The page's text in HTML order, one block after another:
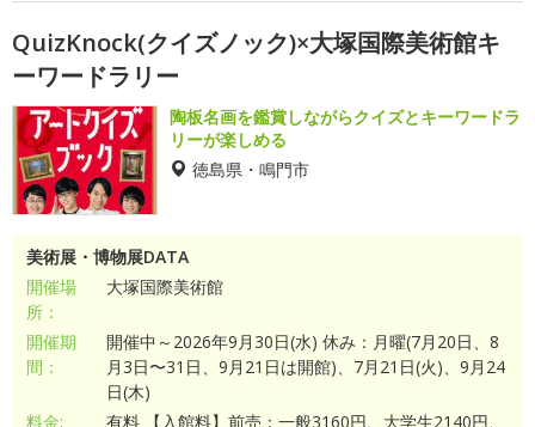
QuizKnock(クイズノック)×大塚国際美術館キ
ーワードラリー
陶板名画を鑑賞しながらクイズとキーワードラ
リーが楽しめる
徳島県・鳴門市
美術展・博物展DATA
開催場
所：
大塚国際美術館
開催期
間：
開催中～2026年9月30日(水) 休み：月曜(7月20日、8
月3日〜31日、9月21日は開館)、7月21日(火)、9月24
日(木)
料金:
有料 【入館料】前売：一般3160円、大学生2140円、